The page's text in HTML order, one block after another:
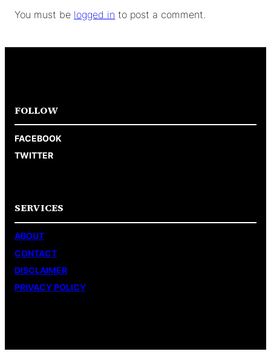
You must be logged in to post a comment.
FOLLOW
FACEBOOK
TWITTER
SERVICES
ABOUT
CONTACT
DISCLAIMER
PRIVACY POLICY